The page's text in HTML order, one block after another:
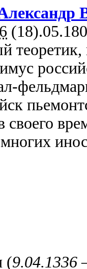
6 (18
своего
(9.04.1336